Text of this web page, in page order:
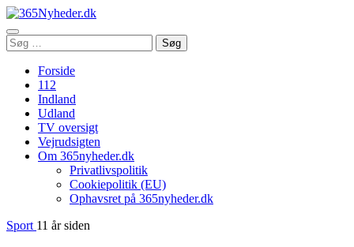
Åbn
menu
Søg
efter:
Søg
Forside
112
Indland
Udland
TV oversigt
Vejrudsigten
Om 365nyheder.dk
Privatlivspolitik
Cookiepolitik (EU)
Ophavsret på 365nyheder.dk
Sport 11 år siden